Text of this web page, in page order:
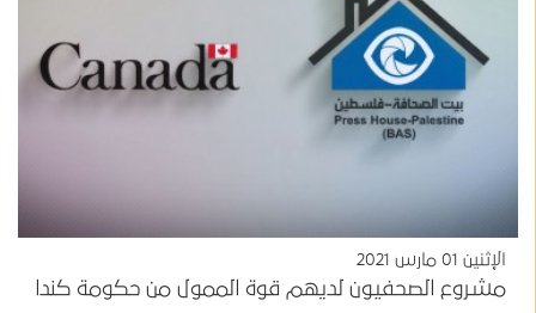
الإثنين 01 مارس 2021
مشروع الصحفيون لديهم قوة الممول من حكومة كندا